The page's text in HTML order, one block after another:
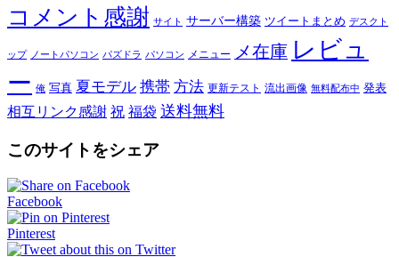
コメント感謝 サイト サーバー構築 ツイートまとめ デスクト
ップ ノートパソコン パズドラ パソコン メニュー メ在庫 レビュ
ー 俺 写真 夏モデル 携帯 方法 更新テスト 流出画像 無料配布中 発表
相互リンク感謝 祝 福袋 送料無料
このサイトをシェア
Facebook
Pinterest